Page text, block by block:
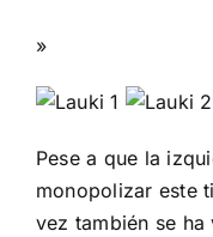
»
Pese a que la
monopolizar este
vez también se